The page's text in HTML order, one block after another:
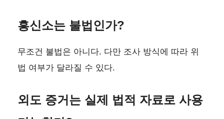
흥신소는 불법인가?
무조건 불법은 아니다. 다만 조사 방식에 따라 위
법 여부가 달라질 수 있다.
외도 증거는 실제 법적 자료로 사용